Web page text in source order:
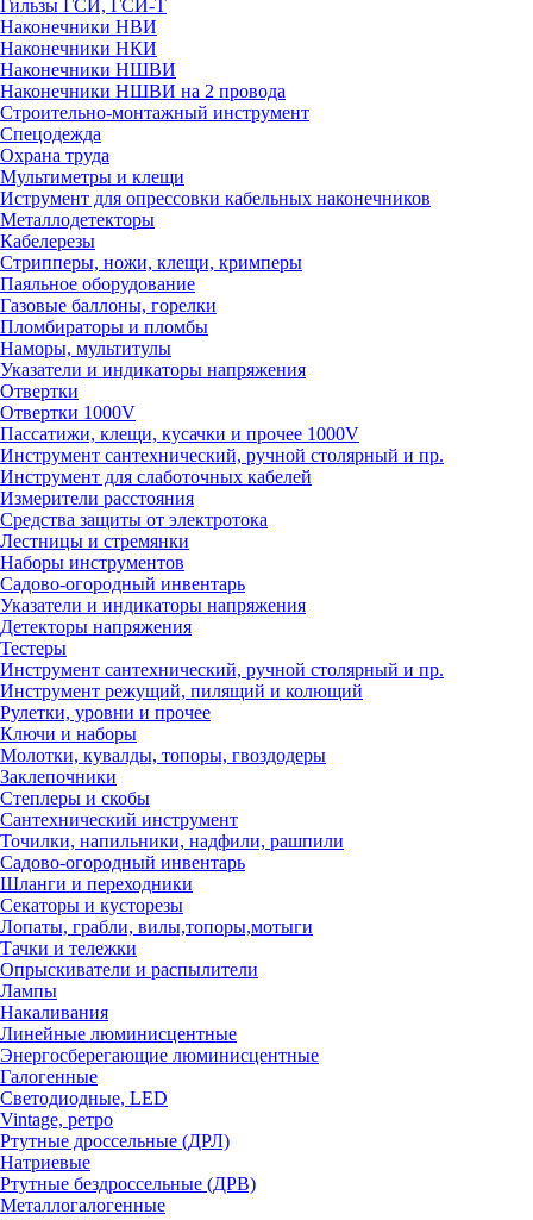
Гильзы ГСИ, ГСИ-Т
Наконечники НВИ
Наконечники НКИ
Наконечники НШВИ
Наконечники НШВИ на 2 провода
Строительно-монтажный инструмент
Спецодежда
Охрана труда
Мультиметры и клещи
Иструмент для опрессовки кабельных наконечников
Металлодетекторы
Кабелерезы
Стрипперы, ножи, клещи, кримперы
Паяльное оборудование
Газовые баллоны, горелки
Пломбираторы и пломбы
Наморы, мультитулы
Указатели и индикаторы напряжения
Отвертки
Отвертки 1000V
Пассатижи, клещи, кусачки и прочее 1000V
Инструмент сантехнический, ручной столярный и пр.
Инструмент для слаботочных кабелей
Измерители расстояния
Средства защиты от электротока
Лестницы и стремянки
Наборы инструментов
Садово-огородный инвентарь
Указатели и индикаторы напряжения
Детекторы напряжения
Тестеры
Инструмент сантехнический, ручной столярный и пр.
Инструмент режущий, пилящий и колющий
Рулетки, уровни и прочее
Ключи и наборы
Молотки, кувалды, топоры, гвоздодеры
Заклепочники
Степлеры и скобы
Сантехнический инструмент
Точилки, напильники, надфили, рашпили
Садово-огородный инвентарь
Шланги и переходники
Секаторы и кусторезы
Лопаты, грабли, вилы,топоры,мотыги
Тачки и тележки
Опрыскиватели и распылители
Лампы
Накаливания
Линейные люминисцентные
Энергосберегающие люминисцентные
Галогенные
Светодиодные, LED
Vintage, ретро
Ртутные дроссельные (ДРЛ)
Натриевые
Ртутные бездроссельные (ДРВ)
Металлогалогенные